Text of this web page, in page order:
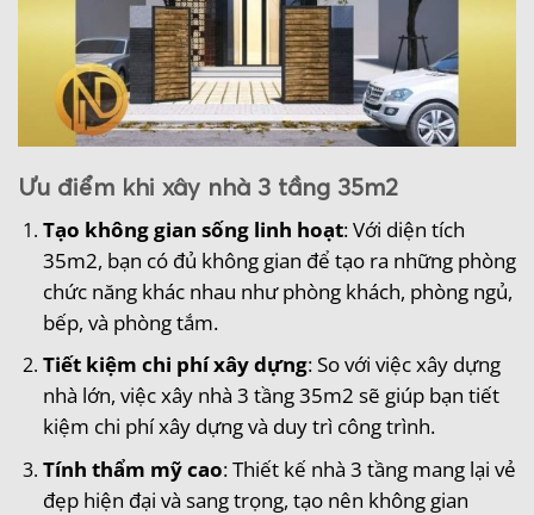
Ưu điểm khi xây nhà 3 tầng 35m2
Tạo không gian sống linh hoạt: Với diện tích
35m2, bạn có đủ không gian để tạo ra những phòng
chức năng khác nhau như phòng khách, phòng ngủ,
bếp, và phòng tắm.
Tiết kiệm chi phí xây dựng: So với việc xây dựng
nhà lớn, việc xây nhà 3 tầng 35m2 sẽ giúp bạn tiết
kiệm chi phí xây dựng và duy trì công trình.
Tính thẩm mỹ cao: Thiết kế nhà 3 tầng mang lại vẻ
đẹp hiện đại và sang trọng, tạo nên không gian